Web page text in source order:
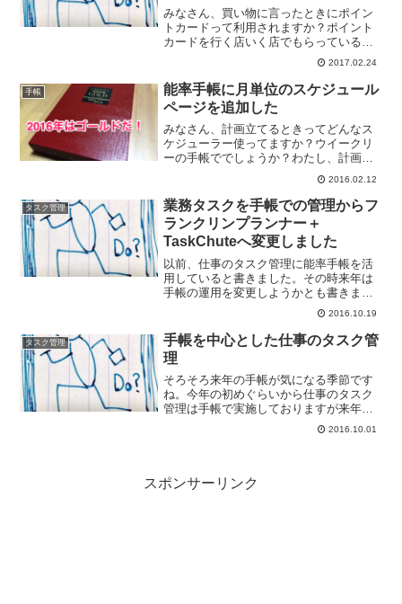
ました
みなさん、買い物に言ったときにポイン
トカードって利用されますか？ポイント
カードを行く店いく店でもらっていると
すぐに財布がパンパンになるのでなるべ
くもらわないようにしているんですけ
ど、それでも日に日に多くなってくる。
もう、財布に入れて持ち歩く...
2017.02.24
手帳
能率手帳に月単位のスケジュール
ページを追加した
みなさん、計画立てるときってどんなス
ケジューラー使ってますか？ウイークリ
ーの手帳ででしょうか？わたし、計画を
立てるときには大きい単位のスケジュー
ラーが欲しいと思っていて。能率手帳ゴ
ールドを使っているんですけど、どうし
ても1日単位のスケジュー...
2016.02.12
タスク管理
業務タスクを手帳での管理からフ
ランクリンプランナー＋
TaskChuteへ変更しました
以前、仕事のタスク管理に能率手帳を活
用していると書きました。その時来年は
手帳の運用を変更しようかとも書きまし
た。実は最近TaskChuteとフランクリン
プランナーの導入で能率手帳で実施して
きたタスク管理方法に変化が表れまし
て。今回はこのあた...
2016.10.19
タスク管理
手帳を中心とした仕事のタスク管
理
そろそろ来年の手帳が気になる季節です
ね。今年の初めぐらいから仕事のタスク
管理は手帳で実施しておりますが来年は
仕事用手帳の運用を変更しようと考えて
いまして。自分へのログとして今まで実
2016.10.01
スポンサーリンク